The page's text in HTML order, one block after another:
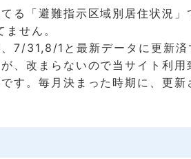
る「避難指示区域別居住状況
せん。
7/31,8/1と最新データに更新済
、改まらないので当サイト利
す。毎月決まった時期に、更新